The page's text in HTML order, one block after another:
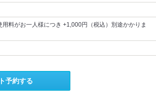
料がお一人様につき +1,000円（税込）別途かかりま
予約する